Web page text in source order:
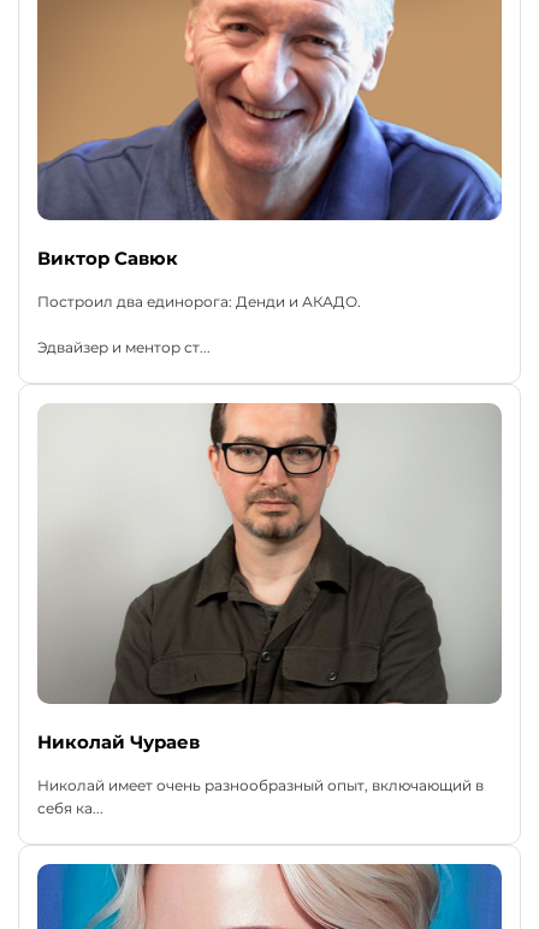
Виктор Савюк
Построил два единорога: Денди и АКАДО.
Эдвайзер и ментор ст...
Николай Чураев
Николай имеет очень разнообразный опыт, включающий в
себя ка...